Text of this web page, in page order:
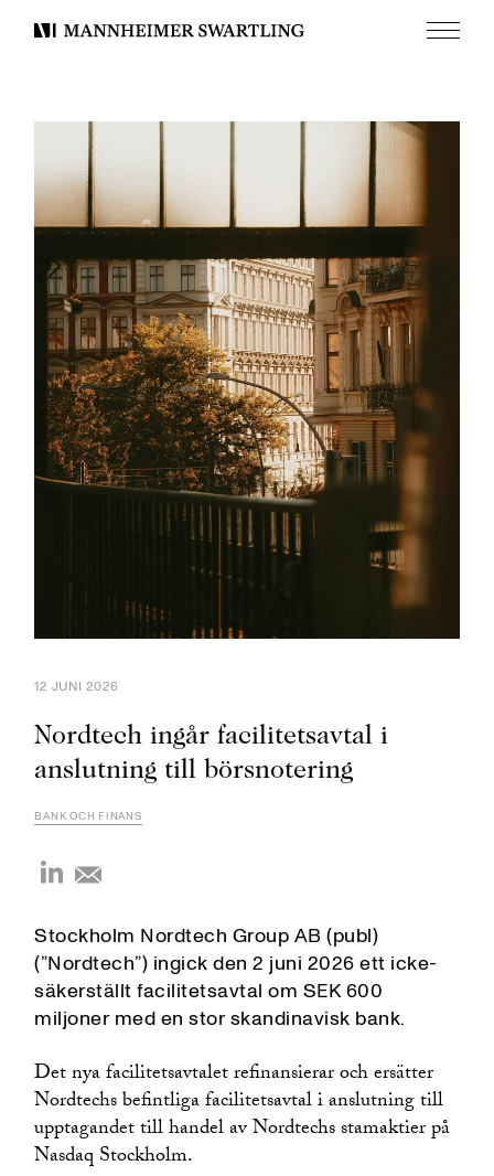
Mannheimer
Meny
12 JUNI 2026
Nordtech ingår facilitetsavtal i
anslutning till börsnotering
BANK OCH FINANS
Stockholm Nordtech Group AB (publ)
(”Nordtech”) ingick den 2 juni 2026 ett icke-
säkerställt facilitetsavtal om SEK 600
miljoner med en stor skandinavisk bank.
Det nya facilitetsavtalet refinansierar och ersätter
Nordtechs befintliga facilitetsavtal i anslutning till
upptagandet till handel av Nordtechs stamaktier på
Nasdaq Stockholm.